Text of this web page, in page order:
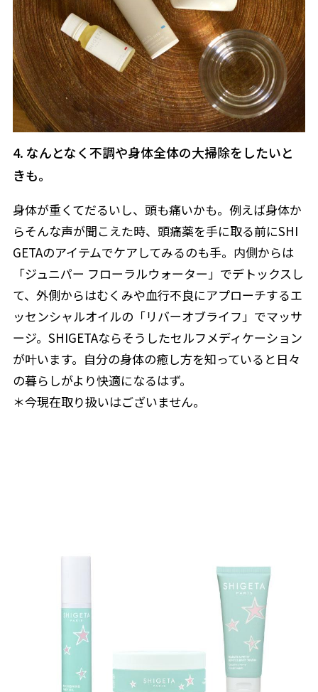
4. なんとなく不調や身体全体の大掃除をしたいと
きも。
身体が重くてだるいし、頭も痛いかも。例えば身体か
らそんな声が聞こえた時、頭痛薬を手に取る前にSHI
GETAのアイテムでケアしてみるのも手。内側からは
「ジュニパー フローラルウォーター」でデトックスし
て、外側からはむくみや血行不良にアプローチするエ
ッセンシャルオイルの「リバーオブライフ」でマッサ
ージ。SHIGETAならそうしたセルフメディケーション
が叶います。自分の身体の癒し方を知っていると日々
の暮らしがより快適になるはず。
＊今現在取り扱いはございません。